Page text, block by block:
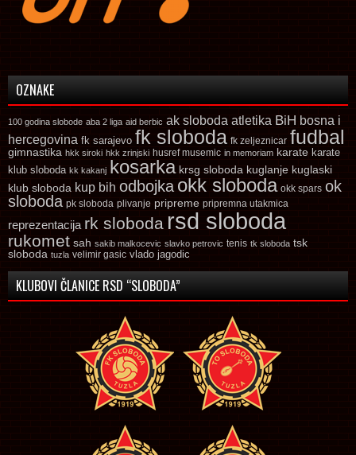
OZNAKE
100 godina slobode aba 2 liga aid berbic ak sloboda atletika BiH bosna i
hercegovina fk sarajevo fk sloboda fk zeljeznicar fudbal
gimnastika hkk siroki hkk zrinjski husref musemic in memoriam karate karate
klub sloboda kk kakanj kosarka krsg sloboda kuglanje kuglaski
klub sloboda kup bih odbojka okk sloboda okk spars ok
sloboda pk sloboda plivanje pripreme pripremna utakmica
reprezentacija rk sloboda rsd sloboda
rukomet sah sakib malkocevic slavko petrovic tenis tk sloboda tsk
sloboda tuzla velimir gasic vlado jagodic
KLUBOVI ČLANICE RSD “SLOBODA”